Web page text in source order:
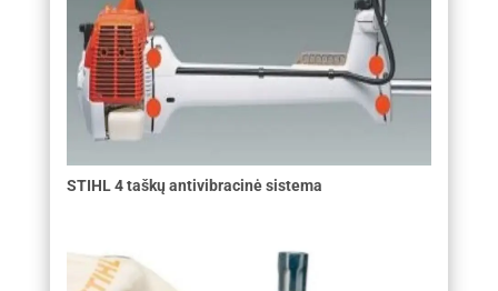
STIHL 4 taškų antivibracinė sistema